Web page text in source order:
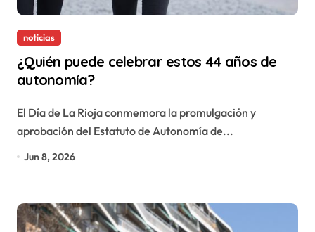
noticias
¿Quién puede celebrar estos 44 años de
autonomía?
El Día de La Rioja conmemora la promulgación y
aprobación del Estatuto de Autonomía de...
Jun 8, 2026